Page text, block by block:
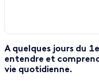
A quelques jours du
entendre et
vie quotidienne.